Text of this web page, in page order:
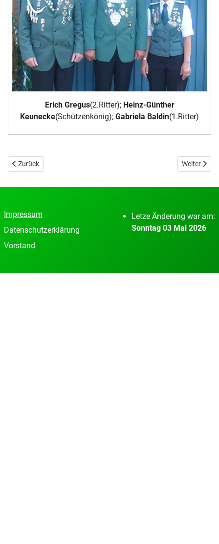
Erich Gregus(2.Ritter); Heinz-Günther
Keunecke(Schützenkönig); Gabriela Baldin(1.Ritter)
Vorheriger Beitrag: Könige 2011
Zurück Nächster
Weiter
Impressum
Datenschutzerklärung
Vorstand
Letze Änderung war am:
Sonntag 03 Mai 2026